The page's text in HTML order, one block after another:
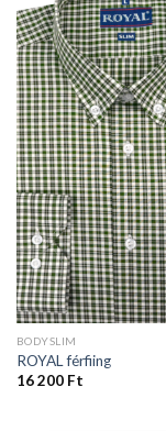
BODYSLIM
ROYAL férfiing
16 200 Ft